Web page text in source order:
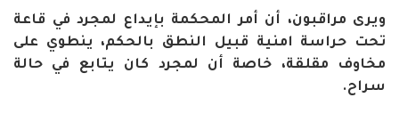
ويرى مراقبون، أن أمر المحكمة بإيداع لمجرد في قاعة
تحت حراسة امنية قبيل النطق بالحكم، ينطوي على
مخاوف مقلقة، خاصة أن لمجرد كان يتابع في حالة
سراح.